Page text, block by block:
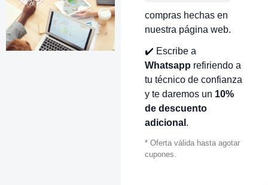
compras hechas en
nuestra página web.
✔️ Escribe a
Whatsapp refiriendo a
tu técnico de confianza
y te daremos un 10%
de descuento
adicional .
* Oferta válida hasta agotar
cupones.